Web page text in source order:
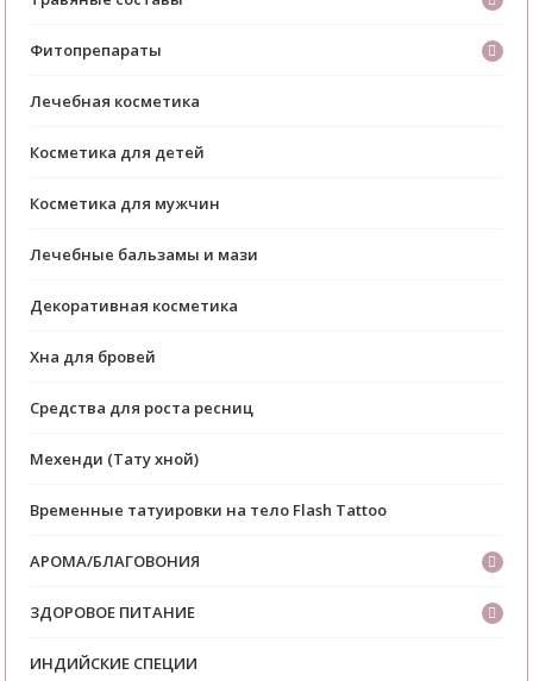
Фитопрепараты
Лечебная косметика
Косметика для детей
Косметика для мужчин
Лечебные бальзамы и мази
Декоративная косметика
Хна для бровей
Средства для роста ресниц
Мехенди (Тату хной)
Временные татуировки на тело Flash Tattoo
АРОМА/БЛАГОВОНИЯ
ЗДОРОВОЕ ПИТАНИЕ
ИНДИЙСКИЕ СПЕЦИИ